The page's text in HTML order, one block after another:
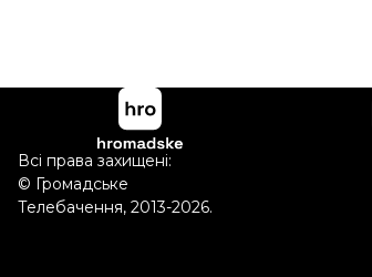
Всі права захищені:
© Громадське
Телебачення, 2013-2026.